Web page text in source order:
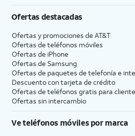
Ofertas destacadas
Ofertas y promociones de AT&T
Ofertas de teléfonos móviles
Ofertas de iPhone
Ofertas de Samsung
Ofertas de paquetes de telefonía e
Descuento con tarjeta de crédito
Ofertas de teléfonos gratis para
Ofertas sin intercambio
Ve teléfonos móviles por marca